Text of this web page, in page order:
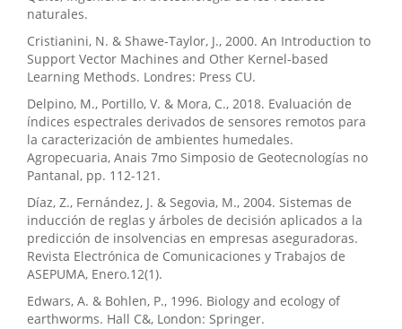
naturales.
Cristianini, N. & Shawe-Taylor, J., 2000. An Introduction to
Support Vector Machines and Other Kernel-based
Learning Methods. Londres: Press CU.
Delpino, M., Portillo, V. & Mora, C., 2018. Evaluación de
índices espectrales derivados de sensores remotos para
la caracterización de ambientes humedales.
Agropecuaria, Anais 7mo Simposio de Geotecnologías no
Pantanal, pp. 112-121.
Díaz, Z., Fernández, J. & Segovia, M., 2004. Sistemas de
inducción de reglas y árboles de decisión aplicados a la
predicción de insolvencias en empresas aseguradoras.
Revista Electrónica de Comunicaciones y Trabajos de
ASEPUMA, Enero.12(1).
Edwars, A. & Bohlen, P., 1996. Biology and ecology of
earthworms. Hall C&, London: Springer.